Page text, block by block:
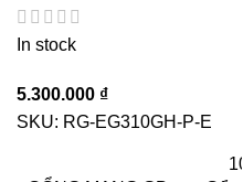
In stock
5.300.000 ₫
SKU: RG-EG310GH-P-E
10